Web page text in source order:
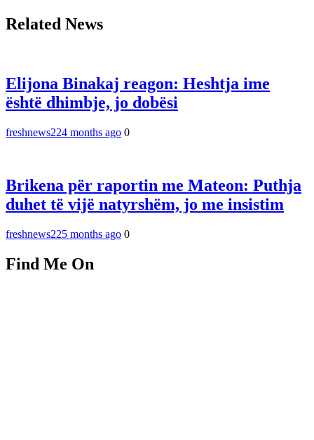
Related News
Elijona Binakaj reagon: Heshtja ime
është dhimbje, jo dobësi
freshnews224 months ago 0
Brikena për raportin me Mateon: Puthja
duhet të vijë natyrshëm, jo me insistim
freshnews225 months ago 0
Find Me On